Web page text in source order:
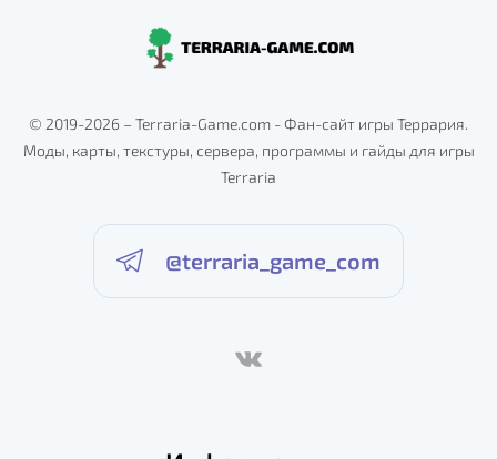
© 2019-2026 – Terraria-Game.com - Фан-сайт игры Террария.
Моды, карты, текстуры, сервера, программы и гайды для игры
Terraria
@terraria_game_com